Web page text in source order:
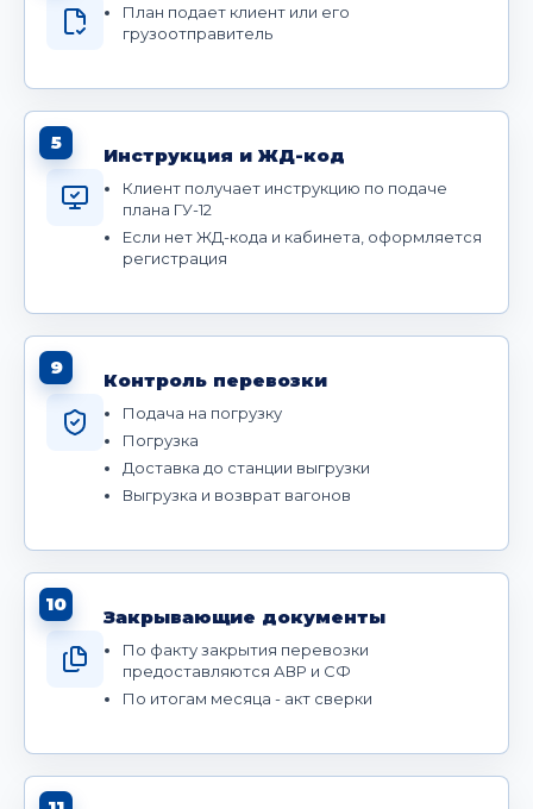
План подает клиент или его
грузоотправитель
5
Инструкция и ЖД-код
Клиент получает инструкцию по подаче
плана ГУ-12
Если нет ЖД-кода и кабинета, оформляется
регистрация
9
Контроль перевозки
Подача на погрузку
Погрузка
Доставка до станции выгрузки
Выгрузка и возврат вагонов
10
Закрывающие документы
По факту закрытия перевозки
предоставляются АВР и СФ
По итогам месяца - акт сверки